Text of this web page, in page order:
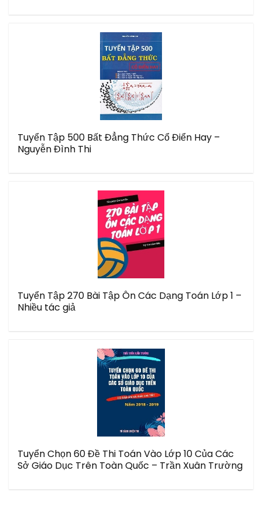
Tuyển Tập 500 Bất Đẳng Thức Cổ Điển Hay –
Nguyễn Đình Thi
Tuyển Tập 270 Bài Tập Ôn Các Dạng Toán Lớp 1 –
Nhiều tác giả
Tuyển Chọn 60 Đề Thi Toán Vào Lớp 10 Của Các
Sở Giáo Dục Trên Toàn Quốc – Trần Xuân Trường